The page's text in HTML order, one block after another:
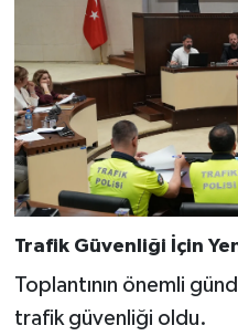
Trafik Güvenliği İçin
Toplantının önemli
trafik güvenliği oldu.
BÖLGEDEN
BİLİM TEKNOLOJİ
ASAYİŞ
SEÇİM 2015
ÇEVRE
BİLİM VE TEKNOLOJİ